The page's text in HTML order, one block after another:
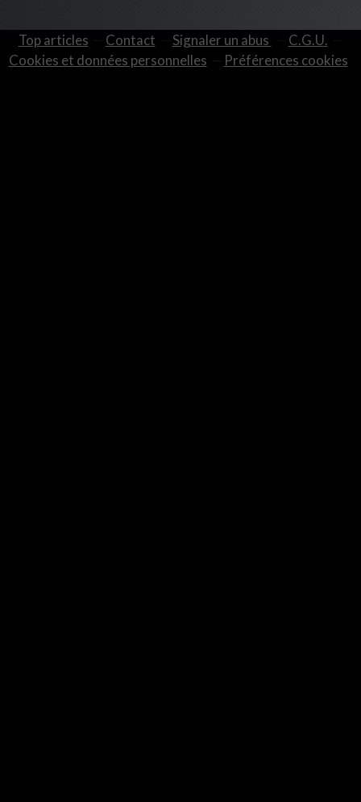
Top articles Contact Signaler un abus
C.G.U.
Cookies et données personnelles
Préférences cookies